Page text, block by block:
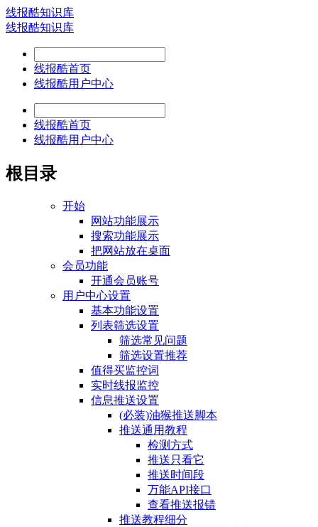
线报酷知识库
线报酷知识库
线报酷首页
线报酷用户中心
线报酷首页
线报酷用户中心
根目录
开始
网站功能展示
搜索功能展示
把网站放在桌面
会员功能
开通会员账号
用户中心设置
基本功能设置
列表筛选设置
筛选常见问题
筛选设置推荐
值得买监控词
实时线报监控
信息推送设置
(必装)油猴推送脚本
推送通用教程
检测方式
推送只看它
推送时间段
万能API接口
查看推送报错
推送教程细分